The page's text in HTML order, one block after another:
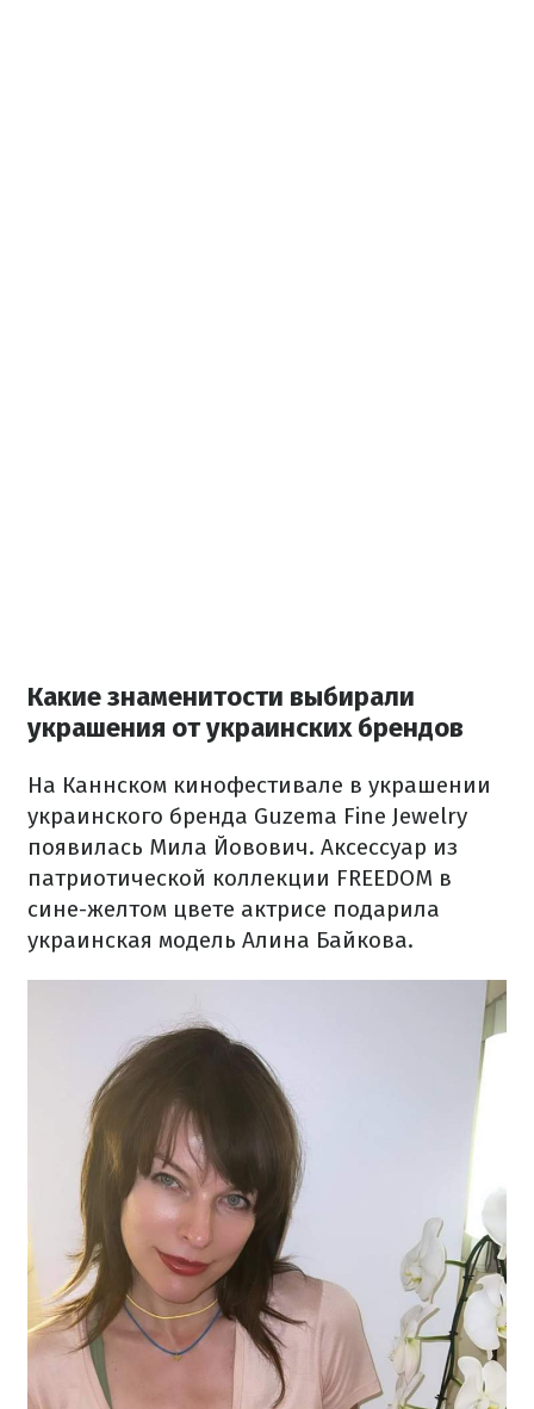
Какие знаменитости выбирали
украшения от украинских брендов
На Каннском кинофестивале в украшении
украинского бренда Guzema Fine Jewelry
появилась Мила Йовович. Аксессуар из
патриотической коллекции FREEDOM в
сине-желтом цвете актрисе подарила
украинская модель Алина Байкова.